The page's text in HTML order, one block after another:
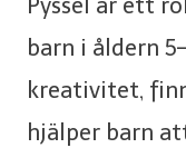
Pyssel är ett
barn i åldern
kreativitet,
hjälper barn